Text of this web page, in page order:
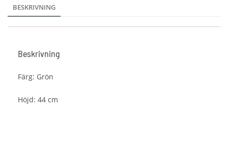
BESKRIVNING
Beskrivning
Färg: Grön
Höjd: 44 cm